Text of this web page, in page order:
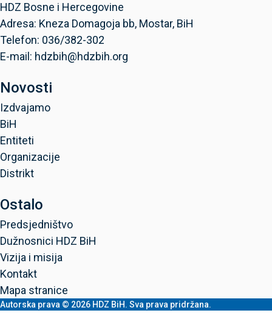
HDZ Bosne i Hercegovine
Adresa: Kneza Domagoja bb, Mostar, BiH
Telefon: 036/382-302
E-mail: hdzbih@hdzbih.org
Novosti
Izdvajamo
BiH
Entiteti
Organizacije
Distrikt
Ostalo
Predsjedništvo
Dužnosnici HDZ BiH
Vizija i misija
Kontakt
Mapa stranice
Autorska prava © 2026 HDZ BiH. Sva prava pridržana.